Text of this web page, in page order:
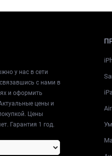
у нас в сети
с нами в
и оформить
цены и
Цены
Гарантия 1 год.